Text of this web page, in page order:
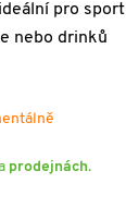
pro sport
nebo drinků
prodejnách.